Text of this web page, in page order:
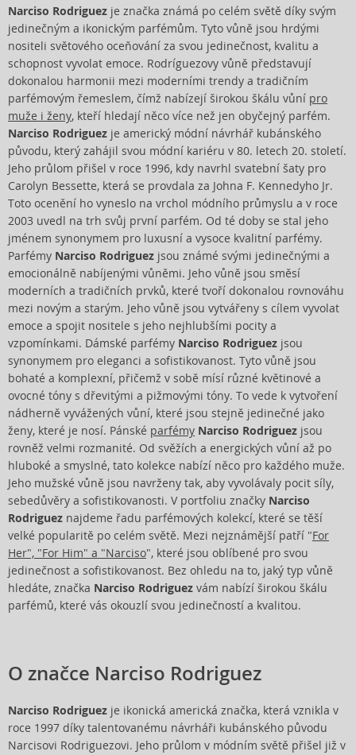
Narciso Rodriguez je značka známá po celém světě díky svým
jedinečným a ikonickým parfémům. Tyto vůně jsou hrdými
nositeli světového oceňování za svou jedinečnost, kvalitu a
schopnost vyvolat emoce. Rodríguezovy vůně představují
dokonalou harmonii mezi moderními trendy a tradičním
parfémovým řemeslem, čímž nabízejí širokou škálu vůní pro
muže i ženy, kteří hledají něco více než jen obyčejný parfém.
Narciso Rodriguez je americký módní návrhář kubánského
původu, který zahájil svou módní kariéru v 80. letech 20. století.
Jeho průlom přišel v roce 1996, kdy navrhl svatební šaty pro
Carolyn Bessette, která se provdala za Johna F. Kennedyho Jr.
Toto ocenění ho vyneslo na vrchol módního průmyslu a v roce
2003 uvedl na trh svůj první parfém. Od té doby se stal jeho
jménem synonymem pro luxusní a vysoce kvalitní parfémy.
Parfémy Narciso Rodriguez jsou známé svými jedinečnými a
emocionálně nabíjenými vůněmi. Jeho vůně jsou směsí
moderních a tradičních prvků, které tvoří dokonalou rovnováhu
mezi novým a starým. Jeho vůně jsou vytvářeny s cílem vyvolat
emoce a spojit nositele s jeho nejhlubšími pocity a
vzpomínkami. Dámské parfémy Narciso Rodriguez jsou
synonymem pro eleganci a sofistikovanost. Tyto vůně jsou
bohaté a komplexní, přičemž v sobě mísí různé květinové a
ovocné tóny s dřevitými a pižmovými tóny. To vede k vytvoření
nádherně vyvážených vůní, které jsou stejně jedinečné jako
ženy, které je nosí. Pánské parfémy Narciso Rodriguez jsou
rovněž velmi rozmanité. Od svěžích a energických vůní až po
hluboké a smyslné, tato kolekce nabízí něco pro každého muže.
Jeho mužské vůně jsou navrženy tak, aby vyvolávaly pocit síly,
sebedůvěry a sofistikovanosti. V portfoliu značky Narciso
Rodriguez najdeme řadu parfémových kolekcí, které se těší
velké popularitě po celém světě. Mezi nejznámější patří "For
Her", "For Him" a "Narciso", které jsou oblíbené pro svou
jedinečnost a sofistikovanost. Bez ohledu na to, jaký typ vůně
hledáte, značka Narciso Rodriguez vám nabízí širokou škálu
parfémů, které vás okouzlí svou jedinečností a kvalitou.
O značce Narciso Rodriguez
Narciso Rodriguez je ikonická americká značka, která vznikla v
roce 1997 díky talentovanému návrháři kubánského původu
Narcisovi Rodriguezovi. Jeho průlom v módním světě přišel již v